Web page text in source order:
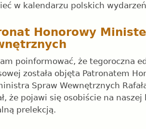
w kalendarzu polskich
Honorowy
poinformować, że tegoroczna
została objęta Patronatem
Spraw Wewnętrznych
że pojawi się osobiście na
prelekcją.